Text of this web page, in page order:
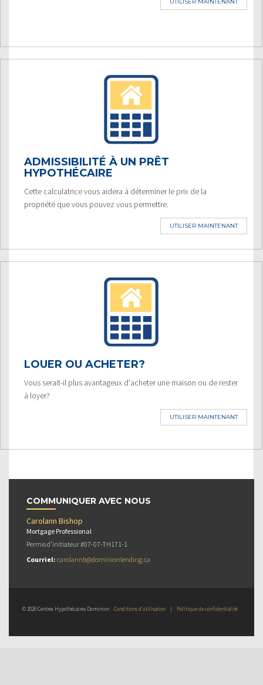
ADMISSIBILITÉ À UN PRÊT
HYPOTHÉCAIRE
Cette calculatrice vous aidera à déterminer le prix de la
propriété que vous pouvez vous permettre.
UTILISER MAINTENANT
LOUER OU ACHETER?
Vous serait-il plus avantageux d'acheter une maison ou de rester
à loyer?
UTILISER MAINTENANT
COMMUNIQUER AVEC NOUS
Carolann Bishop
Mortgage Professional
Permis d’initiateur #07-07-TH171-1
Courriel: carolannb@dominionlending.ca
© 2026 Centres Hypothécaires Dominion Conditions d’utilisation | Politique de confidentialité